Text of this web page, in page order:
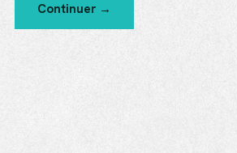
Continuer →